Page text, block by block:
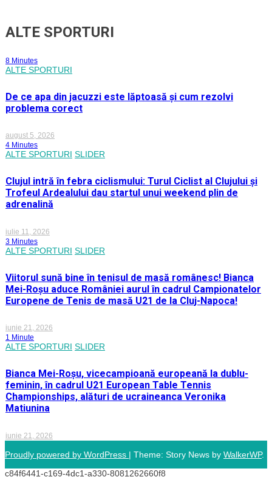
ALTE SPORTURI
8 Minutes
ALTE SPORTURI
De ce apa din jacuzzi este lăptoasă și cum rezolvi
problema corect
august 5, 2026
4 Minutes
ALTE SPORTURI SLIDER
Clujul intră în febra ciclismului: Turul Ciclist al Clujului și
Trofeul Ardealului dau startul unui weekend plin de
adrenalină
iulie 11, 2026
3 Minutes
ALTE SPORTURI SLIDER
Viitorul sună bine în tenisul de masă românesc! Bianca
Mei-Roșu aduce României aurul în cadrul Campionatelor
Europene de Tenis de masă U21 de la Cluj-Napoca!
iunie 21, 2026
1 Minute
ALTE SPORTURI SLIDER
Bianca Mei-Roșu, vicecampioană europeană la dublu-
feminin, în cadrul U21 European Table Tennis
Championships, alături de ucraineanca Veronika
Matiunina
iunie 21, 2026
Proudly powered by WordPress | Theme: Story News by WalkerWP.
c84f6441-c169-4dc1-a330-8081262660f8